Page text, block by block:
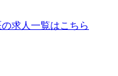
求人一覧はこちら